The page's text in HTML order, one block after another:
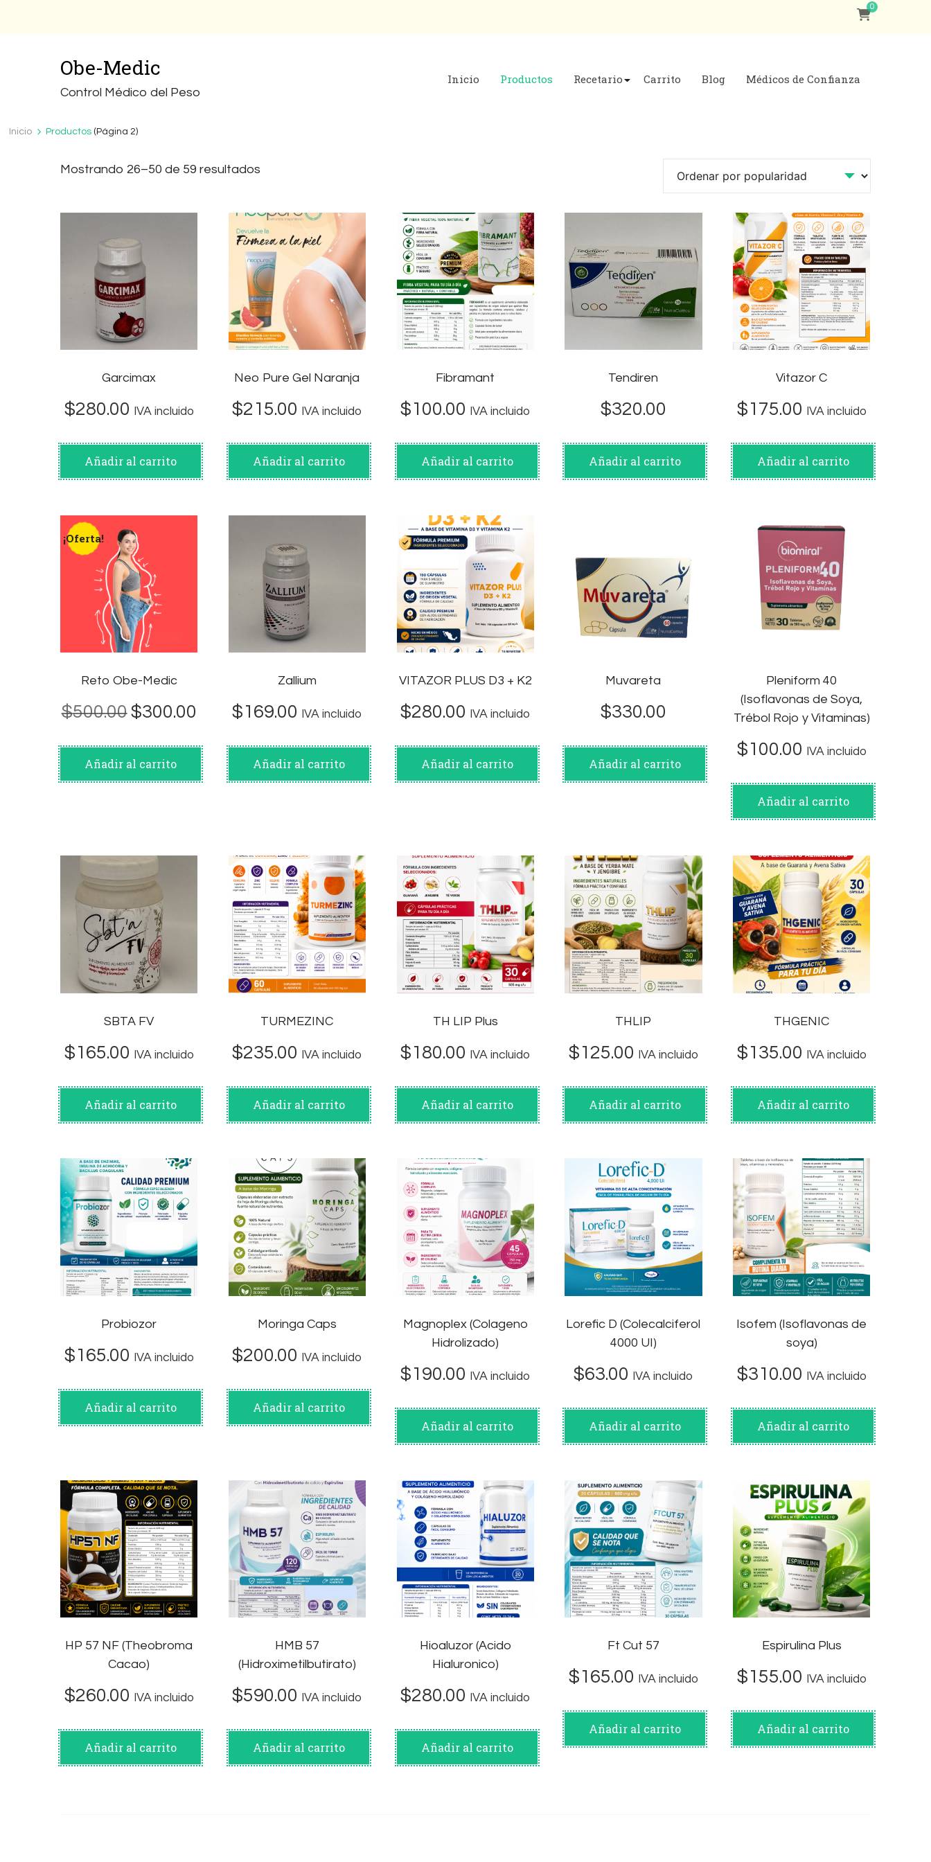
0
Obe-Medic
Control Médico del Peso
Inicio Productos Recetario Carrito Blog Médicos de Confianza
Inicio Productos (Página 2)
Mostrando 26–50 de 59 resultados
popularidad
Garcimax
$280.00 IVA incluido
Añadir al carrito
Neo Pure Gel Naranja
$215.00 IVA incluido
Añadir al carrito
Fibramant
$100.00 IVA incluido
Añadir al carrito
Tendiren
$320.00
Añadir al carrito
Vitazor C
$175.00 IVA incluido
Añadir al carrito
¡Oferta!
Reto Obe-Medic
$500.00 El
original
era:
$300.00
actual
es:
Añadir al carrito
Zallium
$169.00 IVA incluido
Añadir al carrito
VITAZOR PLUS D3 + K2
$280.00 IVA incluido
Añadir al carrito
Muvareta
$330.00
Añadir al carrito
Pleniform 40
(Isoflavonas de Soya,
Trébol Rojo y Vitaminas)
$100.00 IVA incluido
Añadir al carrito
SBTA FV
$165.00 IVA incluido
Añadir al carrito
TURMEZINC
$235.00 IVA incluido
Añadir al carrito
TH LIP Plus
$180.00 IVA incluido
Añadir al carrito
THLIP
$125.00 IVA incluido
Añadir al carrito
THGENIC
$135.00 IVA incluido
Añadir al carrito
Probiozor
$165.00 IVA incluido
Añadir al carrito
Moringa Caps
$200.00 IVA incluido
Añadir al carrito
Magnoplex (Colageno
Hidrolizado)
$190.00 IVA incluido
Añadir al carrito
Lorefic D (Colecalciferol
4000 UI)
$63.00 IVA incluido
Añadir al carrito
Isofem (Isoflavonas de
soya)
$310.00 IVA incluido
Añadir al carrito
HP 57 NF (Theobroma
Cacao)
$260.00 IVA incluido
Añadir al carrito
HMB 57
(Hidroximetilbutirato)
$590.00 IVA incluido
Añadir al carrito
Hioaluzor (Acido
Hialuronico)
$280.00 IVA incluido
Añadir al carrito
Ft Cut 57
$165.00 IVA incluido
Añadir al carrito
Espirulina Plus
$155.00 IVA incluido
Añadir al carrito